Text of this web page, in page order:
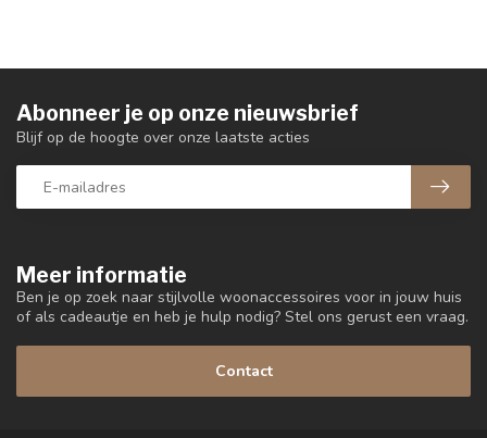
Meer informatie
Ben je op zoek naar stijlvolle woonaccessoires voor in jouw huis
of als cadeautje en heb je hulp nodig? Stel ons gerust een vraag.
Contact
Abonneer je op onze nieuwsbrief
Blijf op de hoogte over onze laatste acties